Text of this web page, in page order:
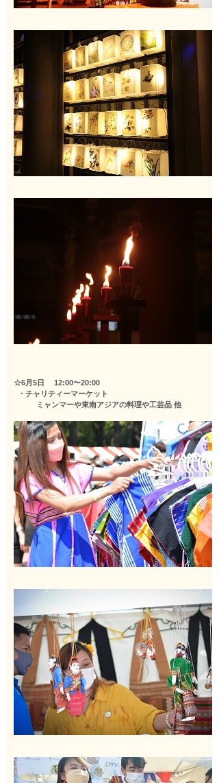
☆6月5日 12:00〜20:00
・チャリティーマーケット
ミャンマーや東南アジアの料理や工芸品 他